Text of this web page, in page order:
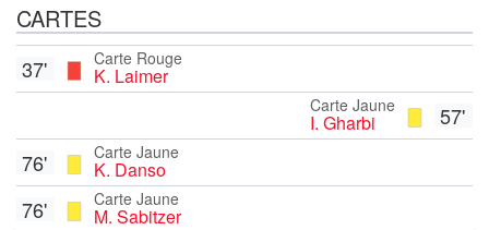
CARTES
Carte Rouge
K. Laimer
37'
57'
Carte Jaune
I. Gharbi
Carte Jaune
K. Danso
76'
Carte Jaune
M. Sabitzer
76'